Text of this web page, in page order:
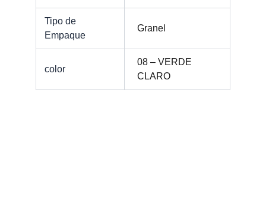
Tipo de
Empaque
Granel
color
08 – VERDE
CLARO